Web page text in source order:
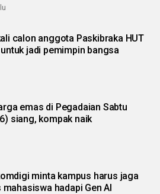
calon anggota Paskibraka HUT
untuk jadi pemimpin bangsa
emas di Pegadaian Sabtu
(8/8/2026) siang, kompak naik
minta kampus harus jaga
hadapi Gen AI